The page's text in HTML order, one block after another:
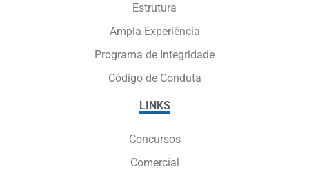
Estrutura
Ampla Experiência
Programa de Integridade
Código de Conduta
LINKS
Concursos
Comercial